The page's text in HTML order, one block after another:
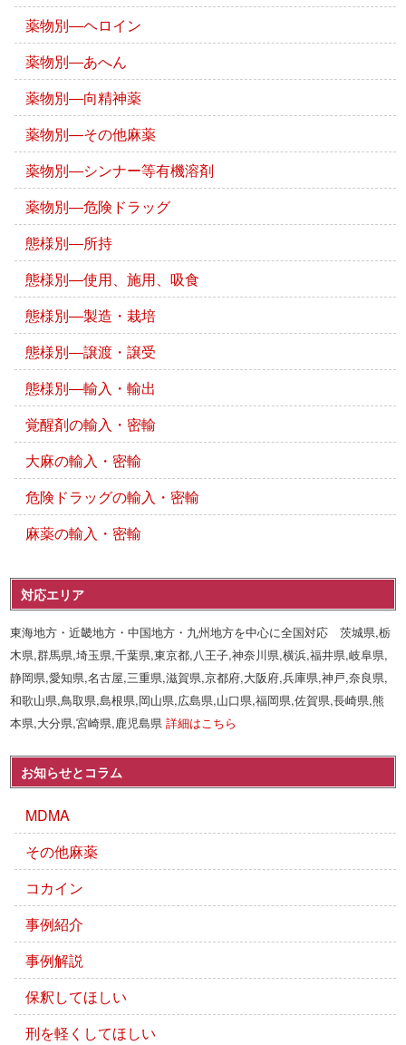
薬物別―ヘロイン
薬物別―あへん
薬物別―向精神薬
薬物別―その他麻薬
薬物別―シンナー等有機溶剤
薬物別―危険ドラッグ
態様別―所持
態様別―使用、施用、吸食
態様別―製造・栽培
態様別―譲渡・譲受
態様別―輸入・輸出
覚醒剤の輸入・密輸
大麻の輸入・密輸
危険ドラッグの輸入・密輸
麻薬の輸入・密輸
対応エリア
東海地方・近畿地方・中国地方・九州地方を中心に全国対応 茨城県,栃
木県,群馬県,埼玉県,千葉県,東京都,八王子,神奈川県,横浜,福井県,岐阜県,
静岡県,愛知県,名古屋,三重県,滋賀県,京都府,大阪府,兵庫県,神戸,奈良県,
和歌山県,鳥取県,島根県,岡山県,広島県,山口県,福岡県,佐賀県,長崎県,熊
本県,大分県,宮崎県,鹿児島県詳細はこちら
お知らせとコラム
MDMA
その他麻薬
コカイン
事例紹介
事例解説
保釈してほしい
刑を軽くしてほしい